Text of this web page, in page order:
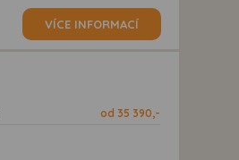
VÍCE INFORMACÍ
od 35 390,-